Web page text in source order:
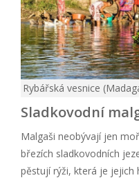
Rybářská vesnice
Sladkovodní
Malgaši neobývají jen
březích sladkovodních
pěstují rýži, která je jejich